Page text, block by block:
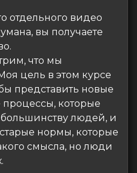
отдельного видео
вы получаете
что мы
цель в этом курсе
представить новые
которые
людей, и
нормы, которые
смысла, но люди